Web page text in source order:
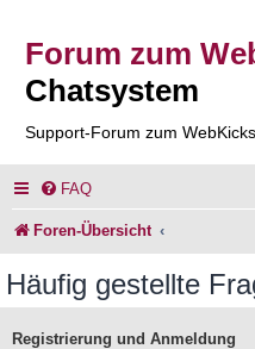
Forum zum
Chatsystem
Support-Forum zum
FAQ
Foren-Übersicht
Häufig gestellte
Registrierung und Anmeldung